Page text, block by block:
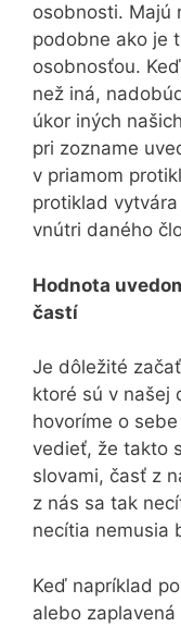
osobnosti. Majú
podobne ako je
osobnosťou.
než iná,
úkor iných
pri zozname
v priamom
protiklad
vnútri daného
Hodnota
častí
Je dôležité
ktoré sú v našej
hovoríme o
vedieť, že takto
slovami, časť z
z nás sa tak
necítia nemusia
Keď napríklad
alebo